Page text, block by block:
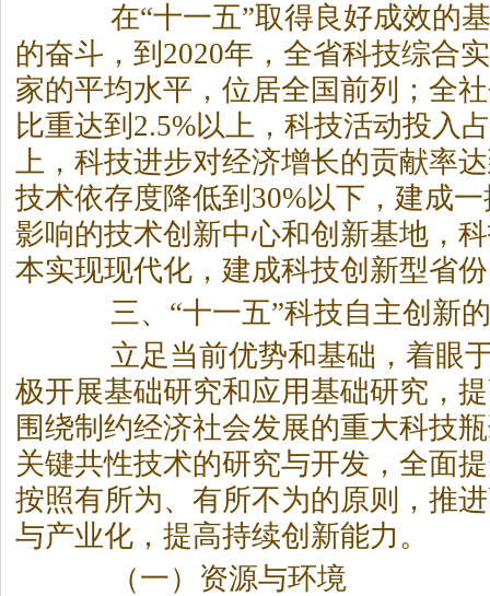
在“十一五”取得良好成效的基
的奋斗，到2020年，全省科技综合
家的平均水平，位居全国前列；全
比重达到2.5%以上，科技活动投入
上，科技进步对经济增长的贡献率
技术依存度降低到30%以下，建成
影响的技术创新中心和创新基地，
本实现现代化，建成科技创新型省
三、“十一五”科技自主创新
立足当前优势和基础，着眼于
极开展基础研究和应用基础研究，
围绕制约经济社会发展的重大科技
关键共性技术的研究与开发，全面
按照有所为、有所不为的原则，推
与产业化，提高持续创新能力。
（一）资源与环境